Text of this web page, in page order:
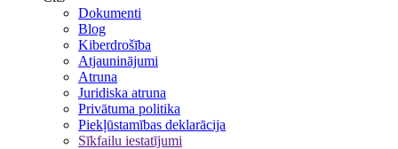
Dokumenti
Blog
Kiberdrošība
Atjauninājumi
Atruna
Juridiska atruna
Privātuma politika
Piekļūstamības deklarācija
Sīkfailu iestatījumi